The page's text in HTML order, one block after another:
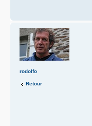
rodolfo
Retour